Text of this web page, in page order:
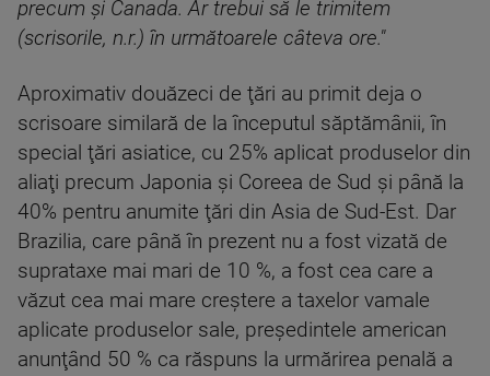
precum şi Canada. Ar trebui să le trimitem
(scrisorile, n.r.) în următoarele câteva ore."
Aproximativ douăzeci de ţări au primit deja o
scrisoare similară de la începutul săptămânii, în
special ţări asiatice, cu 25% aplicat produselor din
aliaţi precum Japonia şi Coreea de Sud şi până la
40% pentru anumite ţări din Asia de Sud-Est. Dar
Brazilia, care până în prezent nu a fost vizată de
suprataxe mai mari de 10 %, a fost cea care a
văzut cea mai mare creştere a taxelor vamale
aplicate produselor sale, preşedintele american
anunţând 50 % ca răspuns la urmărirea penală a